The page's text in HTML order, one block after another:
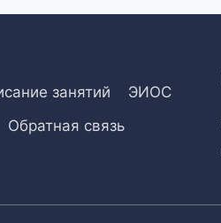
занятий
ЭИОС
Обратная связь